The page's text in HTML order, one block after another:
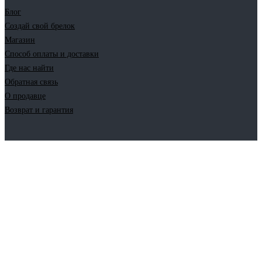
Блог
Создай свой брелок
Магазин
Способ оплаты и доставки
Где нас найти
Обратная связь
О продавце
Возврат и гарантия